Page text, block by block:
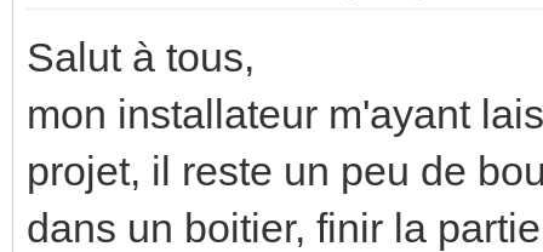
Salut à tous,
mon installateur m'ayant
projet, il reste un peu de
dans un boitier, finir la